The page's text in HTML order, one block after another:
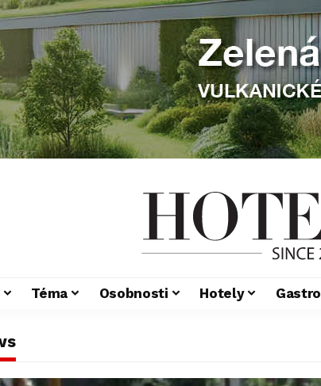
Téma Osobnosti Hotely Gastro